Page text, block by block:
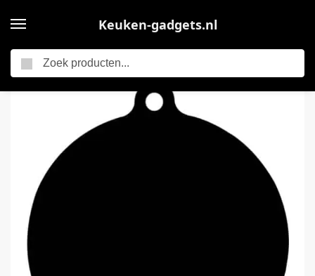
Keuken-gadgets.nl
2x Kookplaat beschermingsmatje – Inductiemat – Beschermmat – Hittebeschermer koken – Induction protective mat – Keuken accessoires – 24 cm x 0,4mm – Siliconen – Zwart – Jonyx